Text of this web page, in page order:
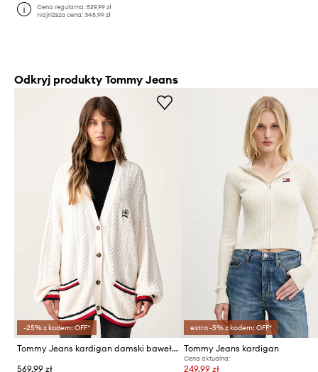
Cena regularna:529,99 zł
Najniższa cena:345,99 zł
Odkryj produkty Tommy Jeans
-25% z kodem: OFF*
Tommy Jeans kardigan damski bawełniany
569,99 zł
extra -5% z kodem: OFF*
Tommy Jeans kardigan
Cena aktualna:
249,99 zł